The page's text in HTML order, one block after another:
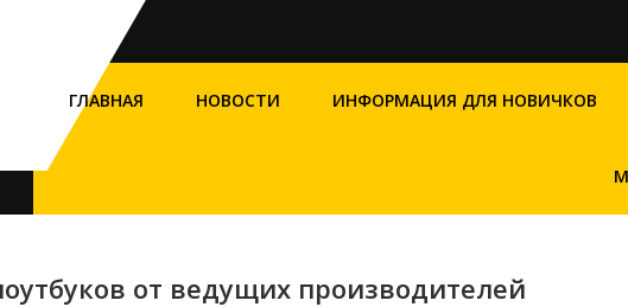
ГЛАВНАЯ НОВОСТИ ИНФОРМАЦИЯ ДЛЯ НОВИЧКОВ
от ведущих производителей